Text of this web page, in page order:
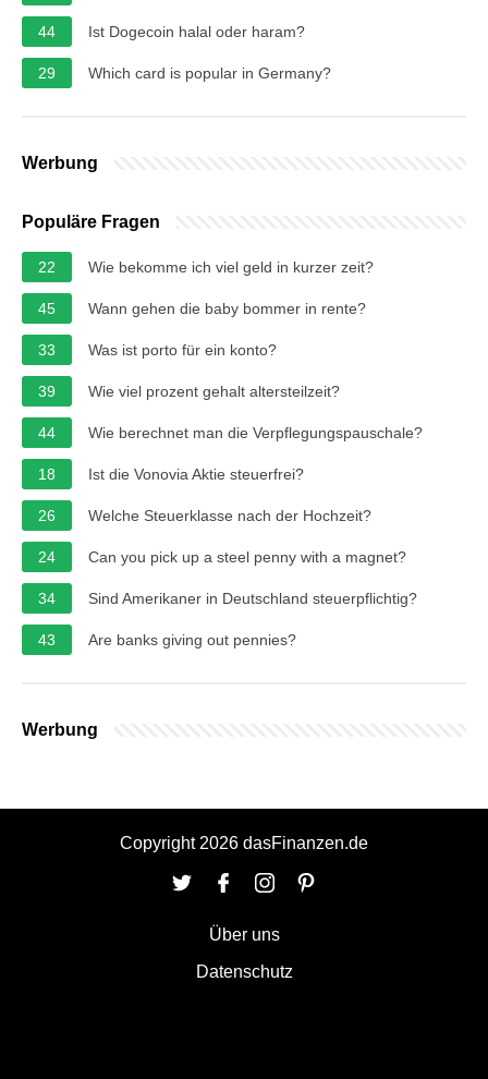
44 Ist Dogecoin halal oder haram?
29 Which card is popular in Germany?
Werbung
Populäre Fragen
22 Wie bekomme ich viel geld in kurzer zeit?
45 Wann gehen die baby bommer in rente?
33 Was ist porto für ein konto?
39 Wie viel prozent gehalt altersteilzeit?
44 Wie berechnet man die Verpflegungspauschale?
18 Ist die Vonovia Aktie steuerfrei?
26 Welche Steuerklasse nach der Hochzeit?
24 Can you pick up a steel penny with a magnet?
34 Sind Amerikaner in Deutschland steuerpflichtig?
43 Are banks giving out pennies?
Werbung
Copyright 2026 dasFinanzen.de
Über uns
Datenschutz